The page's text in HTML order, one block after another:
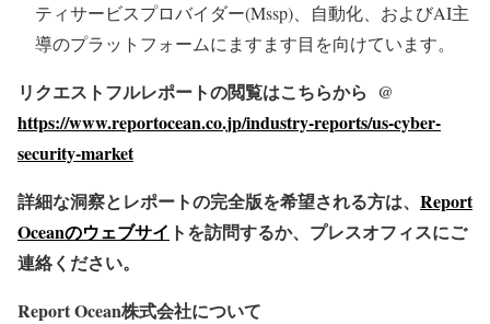
ティサービスプロバイダー(Mssp)、自動化、およびAI主
導のプラットフォームにますます目を向けています。
リクエストフルレポートの閲覧はこちらから @
https://www.reportocean.co.jp/industry-reports/us-cyber-
security-market
詳細な洞察とレポートの完全版を希望される方は、 Report
Oceanのウェブサイ トを訪問するか、プレスオフィスにご
連絡ください。
Report Ocean株式会社について